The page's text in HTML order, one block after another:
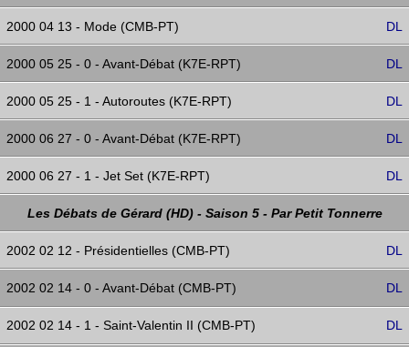
2000 04 13 - Mode (CMB-PT) DL
2000 05 25 - 0 - Avant-Débat (K7E-RPT) DL
2000 05 25 - 1 - Autoroutes (K7E-RPT) DL
2000 06 27 - 0 - Avant-Débat (K7E-RPT) DL
2000 06 27 - 1 - Jet Set (K7E-RPT) DL
Les Débats de Gérard (HD) - Saison 5 - Par Petit Tonnerre
2002 02 12 - Présidentielles (CMB-PT) DL
2002 02 14 - 0 - Avant-Débat (CMB-PT) DL
2002 02 14 - 1 - Saint-Valentin II (CMB-PT) DL